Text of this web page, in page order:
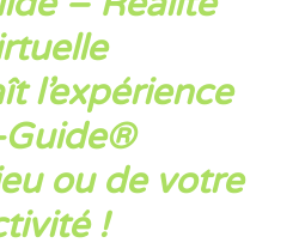
l’expérience
Guide®
ou de votre
!